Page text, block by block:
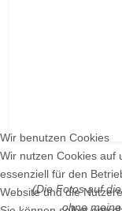
(Die Fotos auf
ohne
Wir benutzen Cookies
Wir nutzen Cookies auf
essenziell für den
Website und die